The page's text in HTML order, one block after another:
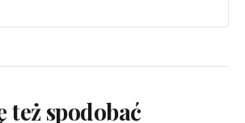
też spodobać